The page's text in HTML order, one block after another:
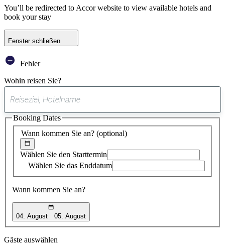
You’ll be redirected to Accor website to view available hotels and
book your stay
Fenster schließen
Fehler
Wohin reisen Sie?
gefundener
Vorschlag
Wann kommen Sie an? (optional)
Wählen Sie den Starttermin
Wählen Sie das Enddatum
Wann kommen Sie an?
04. August 05. August
Booking Dates
Gäste auswählen